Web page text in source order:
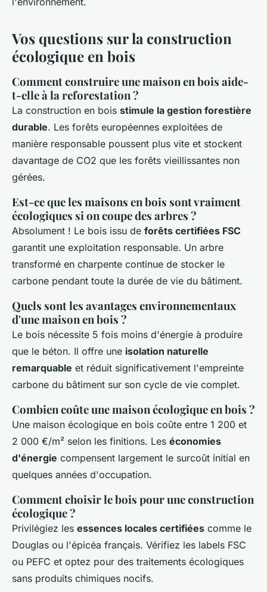
Vos questions sur la construction
écologique en bois
Comment construire une maison en bois aide-
t-elle à la reforestation ?
La construction en bois stimule la gestion forestière
durable. Les forêts européennes exploitées de
manière responsable poussent plus vite et stockent
davantage de CO2 que les forêts vieillissantes non
gérées.
Est-ce que les maisons en bois sont vraiment
écologiques si on coupe des arbres ?
Absolument ! Le bois issu de forêts certifiées FSC
garantit une exploitation responsable. Un arbre
transformé en charpente continue de stocker le
carbone pendant toute la durée de vie du bâtiment.
Quels sont les avantages environnementaux
d'une maison en bois ?
Le bois nécessite 5 fois moins d'énergie à produire
que le béton. Il offre une isolation naturelle
remarquable et réduit significativement l'empreinte
carbone du bâtiment sur son cycle de vie complet.
Combien coûte une maison écologique en bois ?
Une maison écologique en bois coûte entre 1 200 et
2 000 €/m² selon les finitions. Les économies
d'énergie compensent largement le surcoût initial en
quelques années d'occupation.
Comment choisir le bois pour une construction
écologique ?
Privilégiez les essences locales certifiées comme le
Douglas ou l'épicéa français. Vérifiez les labels FSC
ou PEFC et optez pour des traitements écologiques
sans produits chimiques nocifs.